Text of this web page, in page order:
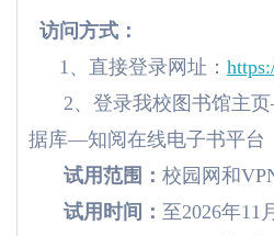
访问方式：
1、直接登录网址：
2、登录我校图书馆主
据库—知阅在线电子书平台
试用范围： 校园网和
试用时间： 至2026年11